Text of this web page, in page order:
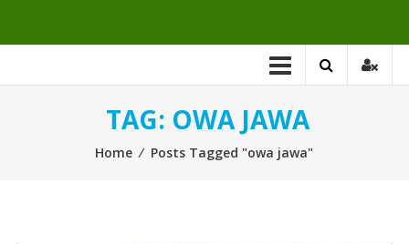
TAG: OWA JAWA
Home ⁄ Posts Tagged "owa jawa"